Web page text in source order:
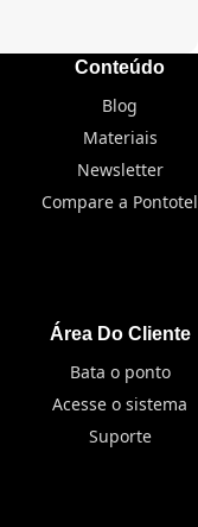
Conteúdo
Blog
Materiais
Newsletter
Compare a Pontotel
Área Do Cliente
Bata o ponto
Acesse o sistema
Suporte